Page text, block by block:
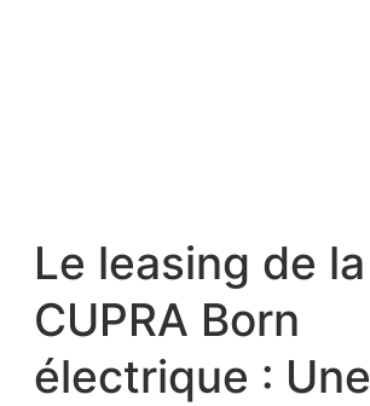
Le leasing de la
CUPRA Born
électrique : Une